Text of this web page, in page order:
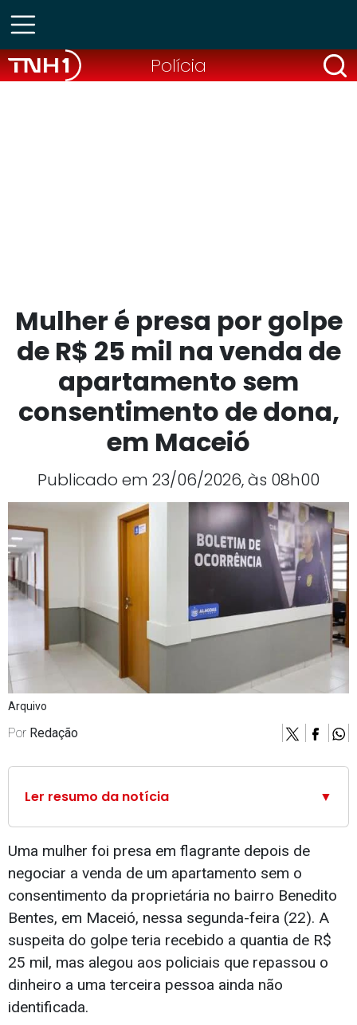
Polícia
Mulher é presa por golpe
de R$ 25 mil na venda de
apartamento sem
consentimento de dona,
em Maceió
Publicado em 23/06/2026, às 08h00
Arquivo
Por Redação
Ler resumo da notícia ▼
Uma mulher foi presa em flagrante depois de
negociar a venda de um apartamento sem o
consentimento da proprietária no bairro Benedito
Bentes, em Maceió, nessa segunda-feira (22). A
suspeita do golpe teria recebido a quantia de R$
25 mil, mas alegou aos policiais que repassou o
dinheiro a uma terceira pessoa ainda não
identificada.